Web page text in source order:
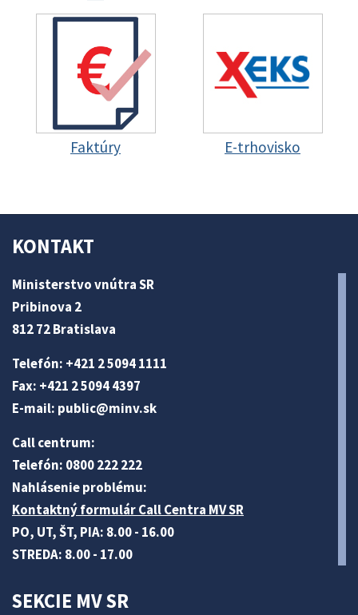
Faktúry E-trhovisko
KONTAKT
Ministerstvo vnútra SR
Pribinova 2
812 72 Bratislava
Telefón: +421 2 5094 1111
Fax: +421 2 5094 4397
E-mail: public@minv.sk
Call centrum:
Telefón: 0800 222 222
Nahlásenie problému:
Kontaktný formulár Call Centra MV SR
PO, UT, ŠT, PIA: 8.00 - 16.00
STREDA: 8.00 - 17.00
SEKCIE MV SR